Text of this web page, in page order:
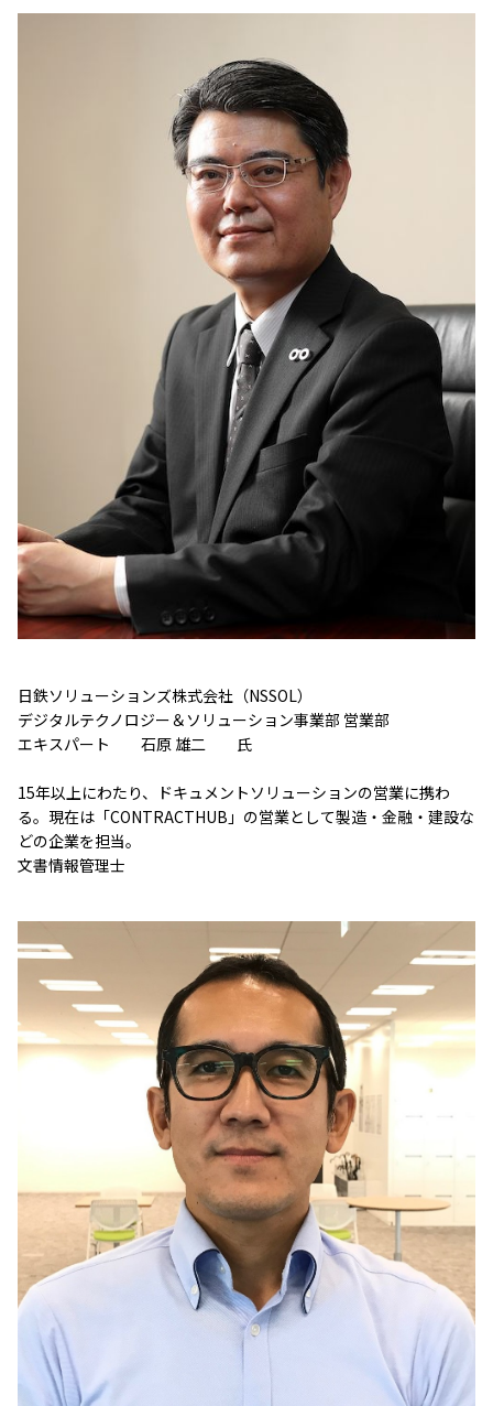
日鉄ソリューションズ株式会社（NSSOL）
デジタルテクノロジー＆ソリューション事業部 営業部
エキスパート 石原 雄二 氏
15年以上にわたり、ドキュメントソリューションの営業に携わ
る。現在は「CONTRACTHUB」の営業として製造・金融・建設な
どの企業を担当。
文書情報管理士